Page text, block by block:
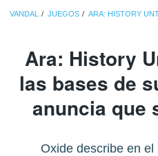
VANDAL JUEGOS ARA: HISTORY
Ara: History
las bases de
anuncia que
Oxide describe en